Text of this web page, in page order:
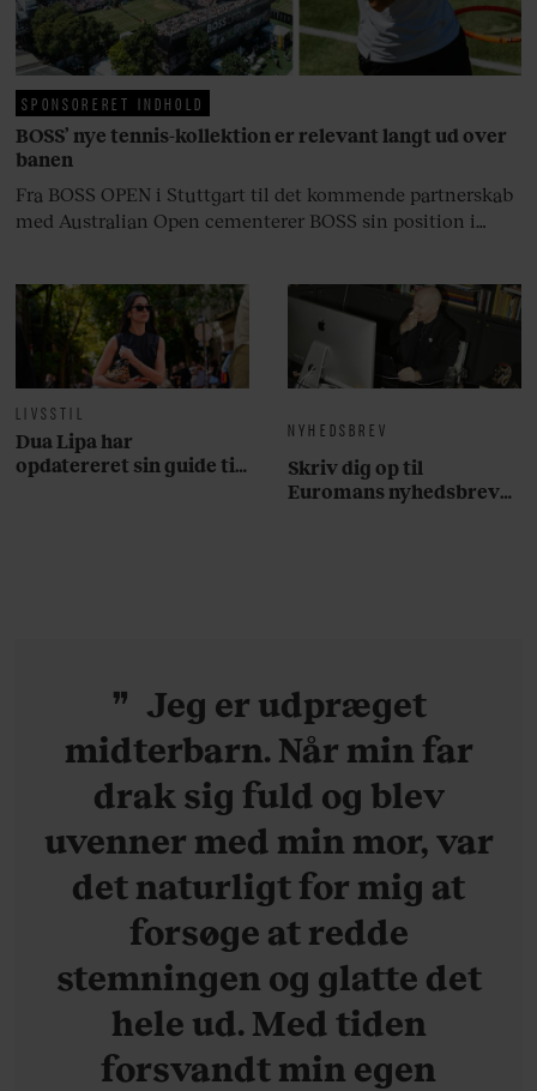
livsglæde, han nægter at give slip
på.
LIVSSTIL
Dua Lipa har
opdatereret sin guide til
NYHEDSBREV
Skriv dig op til
Euromans nyhedsbrev
SPONSORERET INDHOLD
BOSS’ nye tennis-kollektion er relevant langt ud over
banen
Fra BOSS OPEN i Stuttgart til det kommende partnerskab
med Australian Open cementerer BOSS sin position i
Jeg er udpræget
midterbarn. Når min far
drak sig fuld og blev
uvenner med min mor, var
det naturligt for mig at
forsøge at redde
stemningen og glatte det
hele ud. Med tiden
forsvandt min egen